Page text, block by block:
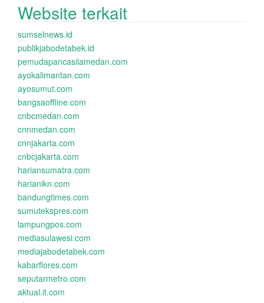
Website terkait
sumselnews.id
publikjabodetabek.id
pemudapancasilamedan.com
ayokalimantan.com
ayosumut.com
bangsaoffline.com
cnbcmedan.com
cnnmedan.com
cnnjakarta.com
cnbcjakarta.com
hariansumatra.com
harianikn.com
bandungtimes.com
sumutekspres.com
lampungpos.com
mediasulawesi.com
mediajabodetabek.com
kabarflores.com
seputarmetro.com
aktual.it.com